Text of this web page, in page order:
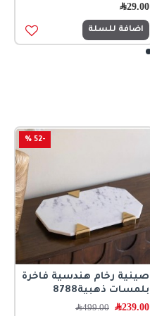
29.00﷼
اضافة للسلة
-52 %
صينية رخام هندسية فاخرة
بلمسات ذهبية8788
239.00﷼ 499.00﷼